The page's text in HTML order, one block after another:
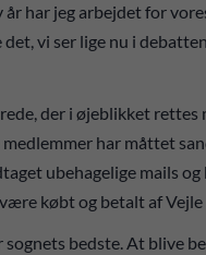
har jeg arbejdet for
vi ser lige nu i
der i øjeblikket rettes
har måttet
ubehagelige mails og
købt og betalt af
bedste. At blive